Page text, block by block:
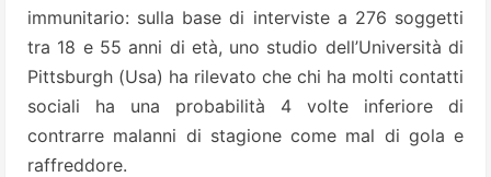
immunitario: sulla base di interviste a 276 soggetti
tra 18 e 55 anni di età, uno studio dell’Università di
Pittsburgh (Usa) ha rilevato che chi ha molti contatti
sociali ha una probabilità 4 volte inferiore di
contrarre malanni di stagione come mal di gola e
raffreddore.